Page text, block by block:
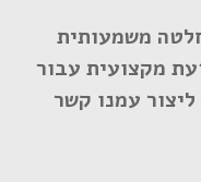
משמעותית
מקצועית עבור
עמנו קשר